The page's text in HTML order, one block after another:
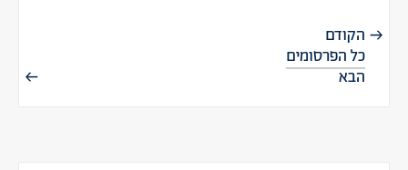
הקודם
כל הפרסומים
הבא